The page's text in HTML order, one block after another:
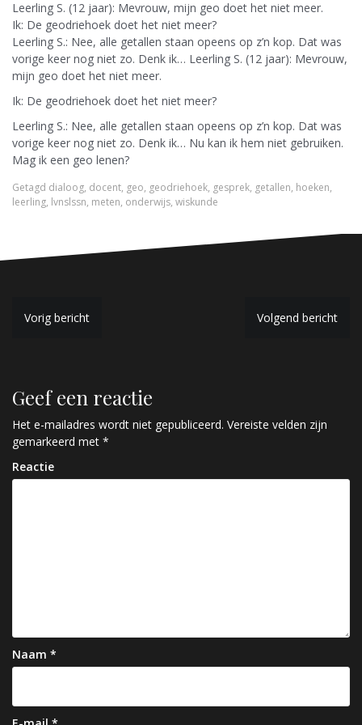
Leerling S. (12 jaar): Mevrouw, mijn geo doet het niet meer.
Ik: De geodriehoek doet het niet meer?
Leerling S.: Nee, alle getallen staan opeens op z’n kop. Dat was
vorige keer nog niet zo. Denk ik… Leerling S. (12 jaar): Mevrouw,
mijn geo doet het niet meer.
Ik: De geodriehoek doet het niet meer?
Leerling S.: Nee, alle getallen staan opeens op z’n kop. Dat was
vorige keer nog niet zo. Denk ik… Nu kan ik hem niet gebruiken.
Mag ik een geo lenen?
Getagd dialoog, docent, geo, geodriehoek, gesprek, getallen, hoeken,
leerling, lvnslssn, meten, onderwijs, wiskunde
B
i
c
h
t
a
t
i
Vorig bericht Volgend bericht
Geef een reactie
Het e-mailadres wordt niet gepubliceerd. Vereiste velden zijn
gemarkeerd met *
Reactie
Naam *